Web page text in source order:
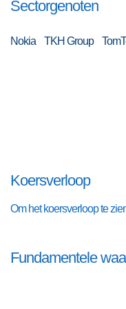
Sectorgenoten
Nokia TKH Group
Koersverloop
Om het koersverloop te
Fundamentele